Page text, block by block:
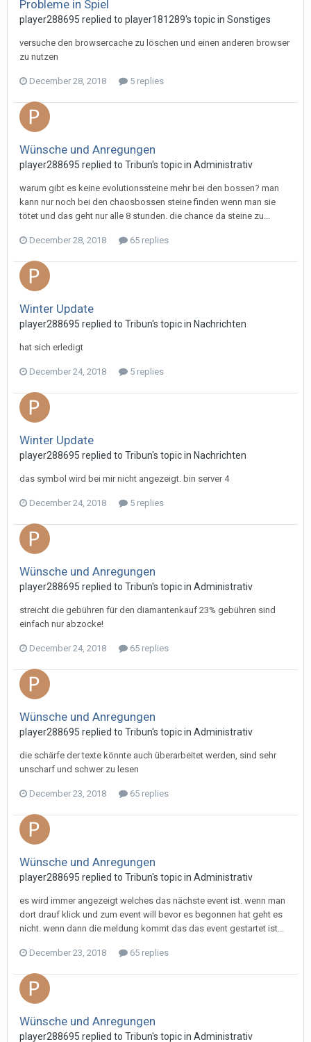
Probleme in Spiel
player288695 replied to player181289's topic in Sonstiges
versuche den browsercache zu löschen und einen anderen browser
zu nutzen
December 28, 2018 5 replies
Wünsche und Anregungen
player288695 replied to Tribun's topic in Administrativ
warum gibt es keine evolutionssteine mehr bei den bossen? man
kann nur noch bei den chaosbossen steine finden wenn man sie
tötet und das geht nur alle 8 stunden. die chance da steine zu...
December 28, 2018 65 replies
Winter Update
player288695 replied to Tribun's topic in Nachrichten
hat sich erledigt
December 24, 2018 5 replies
Winter Update
player288695 replied to Tribun's topic in Nachrichten
das symbol wird bei mir nicht angezeigt. bin server 4
December 24, 2018 5 replies
Wünsche und Anregungen
player288695 replied to Tribun's topic in Administrativ
streicht die gebühren für den diamantenkauf 23% gebühren sind
einfach nur abzocke!
December 24, 2018 65 replies
Wünsche und Anregungen
player288695 replied to Tribun's topic in Administrativ
die schärfe der texte könnte auch überarbeitet werden, sind sehr
unscharf und schwer zu lesen
December 23, 2018 65 replies
Wünsche und Anregungen
player288695 replied to Tribun's topic in Administrativ
es wird immer angezeigt welches das nächste event ist. wenn man
dort drauf klick und zum event will bevor es begonnen hat geht es
nicht. wenn dann die meldung kommt das das event gestartet ist...
December 23, 2018 65 replies
Wünsche und Anregungen
player288695 replied to Tribun's topic in Administrativ